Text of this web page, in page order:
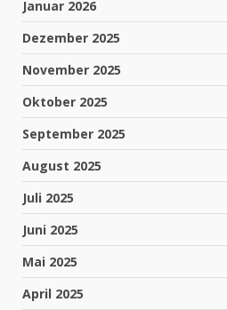
Januar 2026
Dezember 2025
November 2025
Oktober 2025
September 2025
August 2025
Juli 2025
Juni 2025
Mai 2025
April 2025